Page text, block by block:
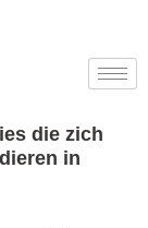
die zich
in